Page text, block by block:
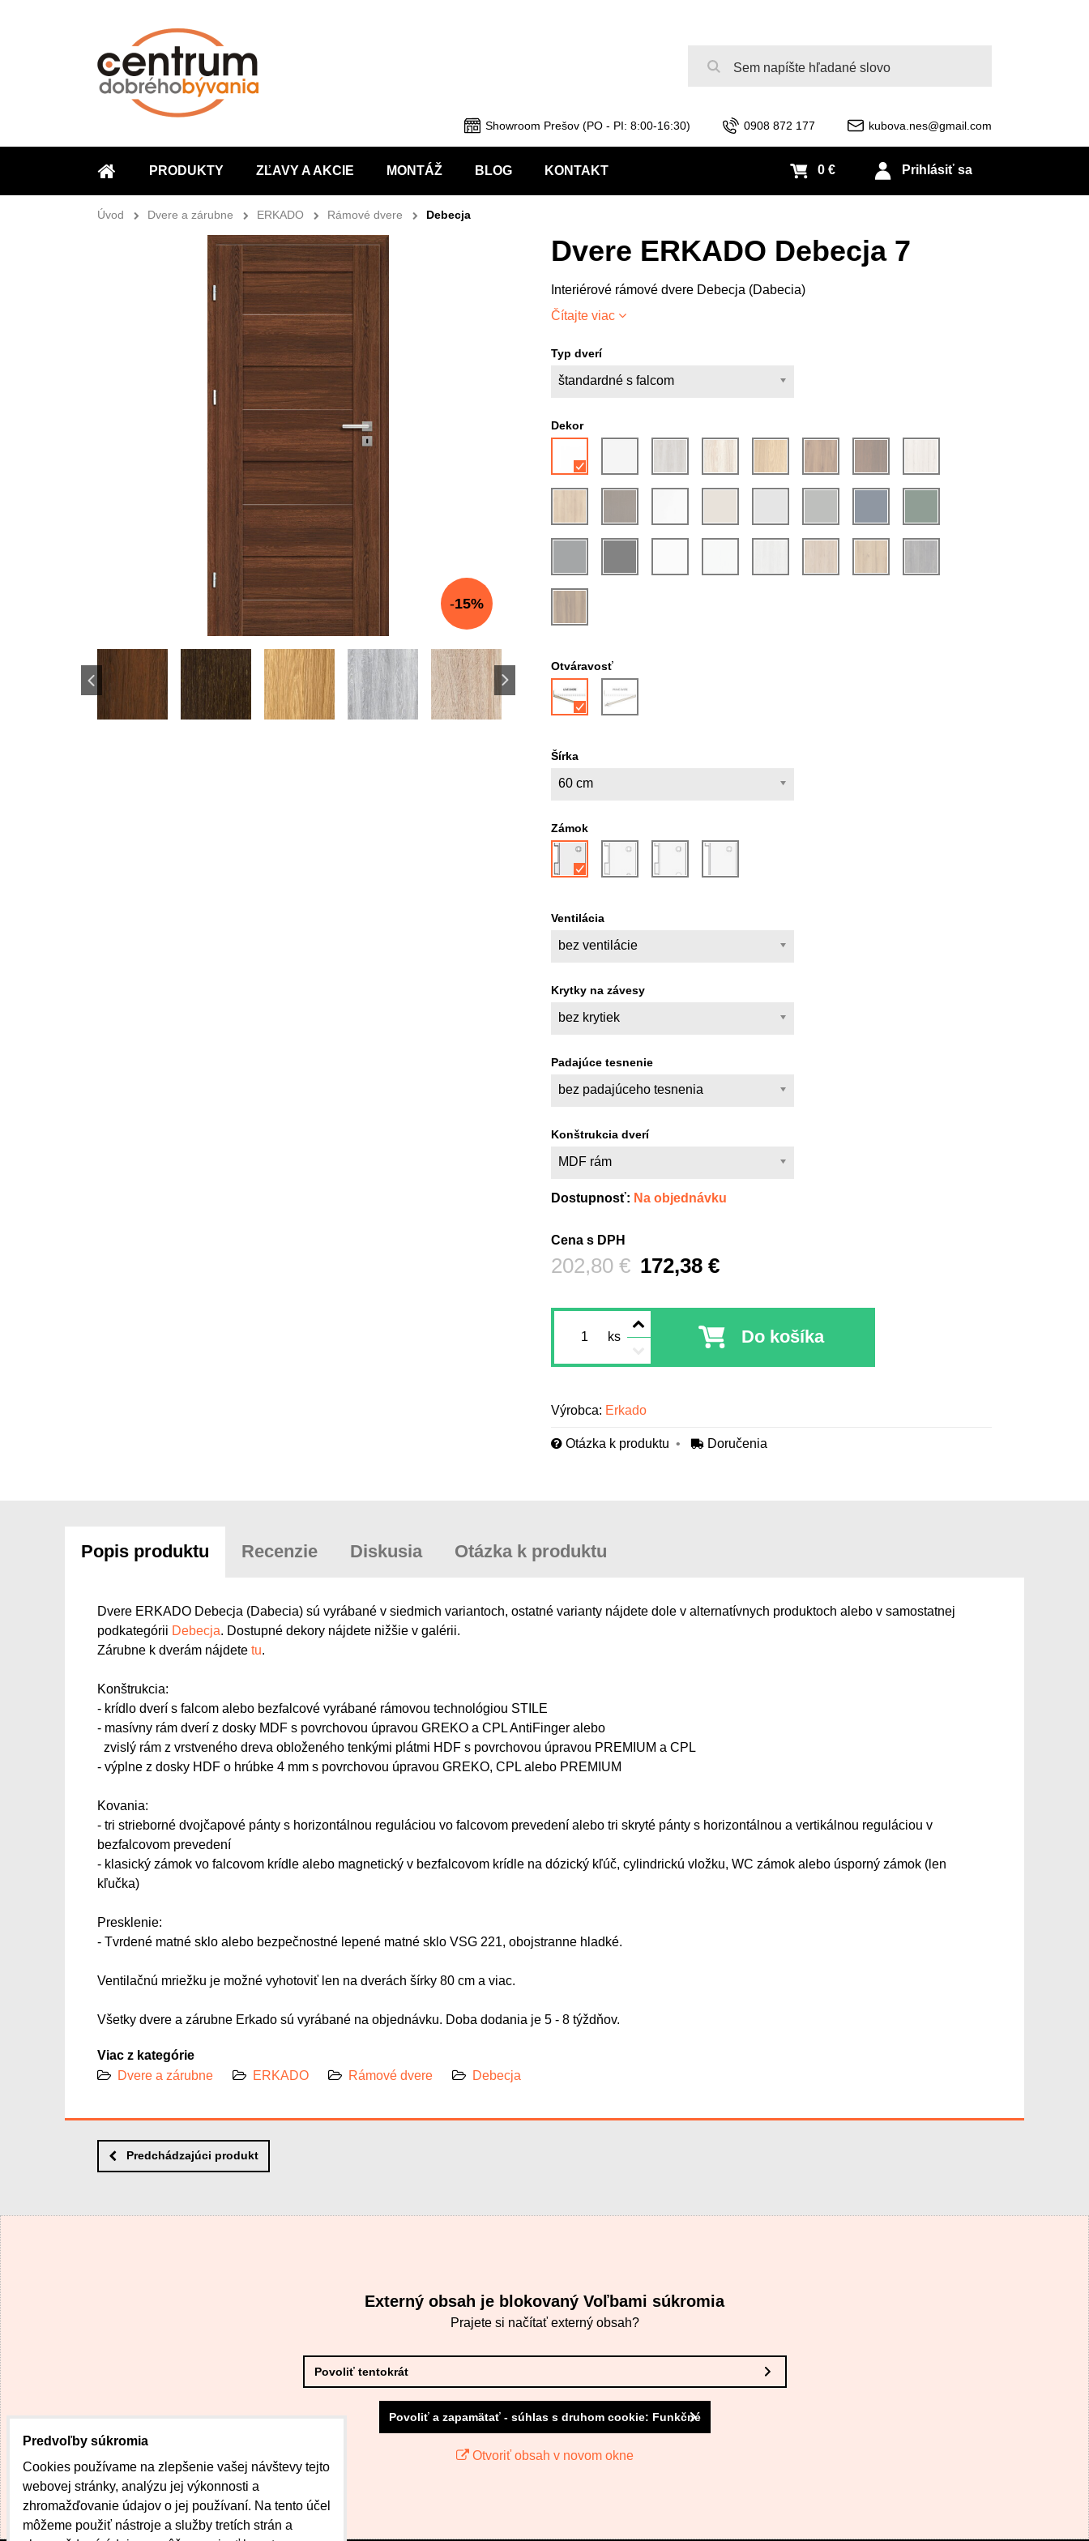
ÚVOD
PRODUKTY ZĽAVY A AKCIE MONTÁŽ BLOG KONTAKT
Showroom Prešov (PO - PI: 8:00-16:30) 0908 872 177 kubova.nes@gmail.com
Prihlásiť sa
0 €
Úvod Dvere a zárubne ERKADO Rámové dvere Debecja
Dvere ERKADO Debecja 7
Interiérové rámové dvere Debecja (Dabecia)
Čítajte viac
15%
Typ dverí
štandardné s falcom
Dekor
Otváravosť
Šírka
60 cm
Zámok
Ventilácia
bez ventilácie
Krytky na závesy
bez krytiek
Padajúce tesnenie
bez padajúceho tesnenia
Konštrukcia dverí
MDF rám
Dostupnosť: Na objednávku
Cena s DPH
172,38 €
Pred zľavou:
202,80 €
ks Do košíka
Výrobca: Erkado
Otázka k produktu Doručenia
Popis produktu Recenzie Diskusia Otázka k produktu
Dvere ERKADO Debecja (Dabecia) sú vyrábané v siedmich variantoch, ostatné varianty nájdete dole v alternatívnych produktoch alebo v samostatnej
podkategórii Debecja. Dostupné dekory nájdete nižšie v galérii.
Zárubne k dverám nájdete tu.
Konštrukcia:
- krídlo dverí s falcom alebo bezfalcové vyrábané rámovou technológiou STILE
- masívny rám dverí z dosky MDF s povrchovou úpravou GREKO a CPL AntiFinger alebo
zvislý rám z vrstveného dreva obloženého tenkými plátmi HDF s povrchovou úpravou PREMIUM a CPL
- výplne z dosky HDF o hrúbke 4 mm s povrchovou úpravou GREKO, CPL alebo PREMIUM
Kovania:
- tri strieborné dvojčapové pánty s horizontálnou reguláciou vo falcovom prevedení alebo tri skryté pánty s horizontálnou a vertikálnou reguláciou v
bezfalcovom prevedení
- klasický zámok vo falcovom krídle alebo magnetický v bezfalcovom krídle na dózický kľúč, cylindrickú vložku, WC zámok alebo úsporný zámok (len
kľučka)
Presklenie:
- Tvrdené matné sklo alebo bezpečnostné lepené matné sklo VSG 221, obojstranne hladké.
Ventilačnú mriežku je možné vyhotoviť len na dverách šírky 80 cm a viac.
Všetky dvere a zárubne Erkado sú vyrábané na objednávku. Doba dodania je 5 - 8 týždňov.
Viac z kategórie
Dvere a zárubne
ERKADO Rámové dvere Debecja
Predchádzajúci produkt
Externý obsah je blokovaný Voľbami súkromia
Prajete si načítať externý obsah?
Povoliť tentokrát
Povoliť a zapamätať - súhlas s druhom cookie: Funkčné
Otvoriť obsah v novom okne
Predvoľby súkromia
Cookies používame na zlepšenie vašej návštevy tejto
webovej stránky, analýzu jej výkonnosti a
zhromažďovanie údajov o jej používaní. Na tento účel
môžeme použiť nástroje a služby tretích strán a